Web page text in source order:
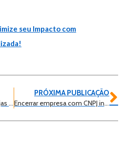
seu Impacto com
Imunidade tributária: as Igrejas são imunes de imposto, taxas e Contribuições?
PRÓXIMA PUBLICAÇÃO
Encerrar empresa com CNPJ inapto, consulte um contador